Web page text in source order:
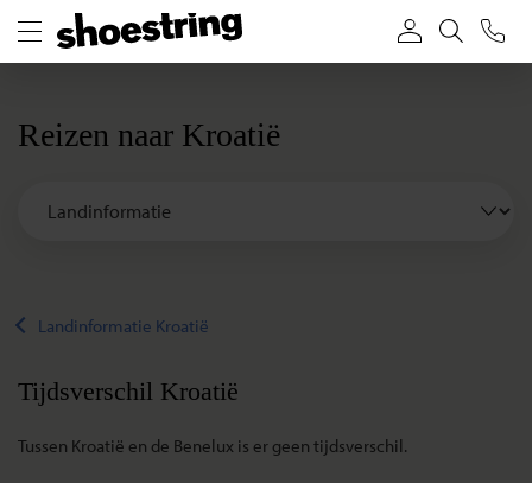
Reizen naar Kroatië
Landinformatie Kroatië
Tijdsverschil Kroatië
Tussen Kroatië en de Benelux is er geen tijdsverschil.